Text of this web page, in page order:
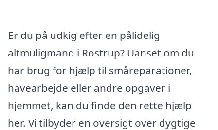
Er du på udkig efter en pålidelig
altmuligmand i Rostrup? Uanset om du
har brug for hjælp til småreparationer,
havearbejde eller andre opgaver i
hjemmet, kan du finde den rette hjælp
her. Vi tilbyder en oversigt over dygtige